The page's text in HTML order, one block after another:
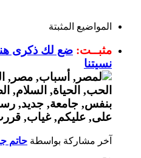
المواضيع المثبتة
مثبــت: ضع لك ذكرى
نسيتنا
آخر مشاركة بواسطة حاتم